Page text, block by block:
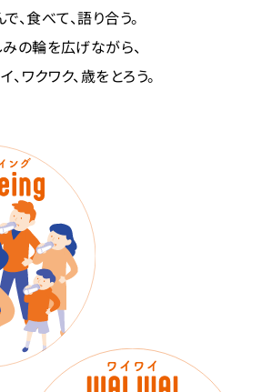
、食べて、語り合う。
の輪を広げながら、
、ワクワク、歳をとろう。